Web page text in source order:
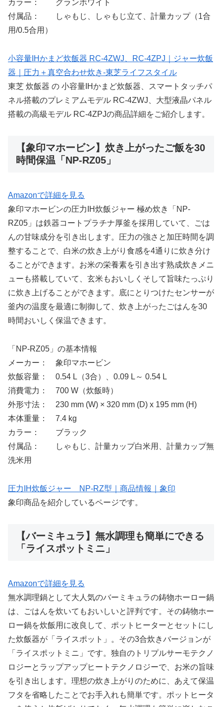
カラー： グランホワイト
付属品： しゃもじ、しゃもじ立て、計量カップ（1合
用/0.5合用）
小容量IHかまど炊飯器 RC-4ZWJ、RC-4ZPJ｜ジャー炊飯
器｜圧力＋真空合わせ炊き-東芝ライフスタイル
東芝 炊飯器 の 小容量IHかまど炊飯器、スマートタッチパ
ネル搭載のプレミアムモデル RC-4ZWJ、大型液晶パネル
搭載の高級モデル RC-4ZPJの商品詳細をご紹介します。
【象印マホービン】炊き上がったご飯を30
時間保温「NP-RZ05」
Amazonで詳細を見る
象印マホービンの圧力IH炊飯ジャー 極め炊き「NP-
RZ05」は鉄器コートプラチナ厚釜を採用していて、ごは
んの甘味成分を引き出します。圧力の強さと加圧時間を調
整することで、白米の炊き上がり食感を4通りに炊き分け
ることができます。お米の栄養素を引き出す熟成炊きメニ
ューも搭載していて、玄米もおいしくそして旨味たっぷり
に炊き上げることができます。底にとりつけたセンサーが
釜内の温度を最適に制御して、炊き上がったごはんを30
時間おいしく保温できます。
「NP-RZ05」の基本情報
メーカー： 象印マホービン
炊飯容量： 0.54 L（3合）、0.09 L～ 0.54 L
消費電力： 700 W（炊飯時）
外形寸法： 230 mm (W) × 320 mm (D) x 195 mm (H)
本体重量： 7.4 kg
カラー： ブラック
付属品： しゃもじ、計量カップ白米用、計量カップ無
洗米用
圧力IH炊飯ジャー NP-RZ型｜商品情報｜象印
象印商品を紹介しているページです。
【バーミキュラ】無水調理も簡単にできる
「ライスポットミニ」
Amazonで詳細を見る
無水調理鍋として大人気のバーミキュラの鋳物ホーロー鍋
は、ごはんを炊いてもおいしいと評判です。その鋳物ホー
ロー鍋を炊飯用に改良して、ポットヒーターとセットにし
た炊飯器が「ライスポット」。その3合炊きバージョンが
「ライスポットミニ」です。独自のトリプルサーモテクノ
ロジーとラップアップヒートテクノロジーで、お米の旨味
を引き出します。理想の炊き上がりのために、あえて保温
フタを省略したことでお手入れも簡単です。ポットヒータ